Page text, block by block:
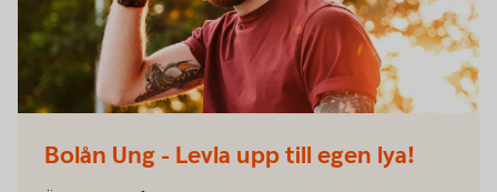
Bolån Ung - Levla upp till egen lya!